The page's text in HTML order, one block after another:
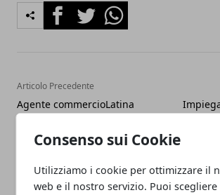
Consenso sui Cookie
Utilizziamo i cookie per ottimizzare il
web e il nostro servizio. Puoi scegliere
FacebookTwitterWhatsapp
Articolo Precedente
Agente commercioLatina
(LT)Oggi alle
12:15AziendaTAPORTYMostra
numero